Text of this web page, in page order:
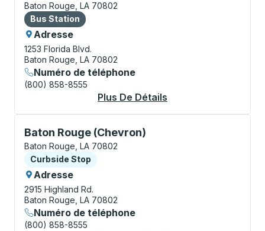
Baton Rouge, LA 70802
Bus Station
Bus Station
Adresse
1253 Florida Blvd.
Baton Rouge, LA 70802
Numéro de téléphone
(800) 858-8555
Plus De Détails
Baton Rouge (Chevron)
Curbside Stop, utilisez les touches fléchées ou la
Baton Rouge, LA 70802
Curbside Stop
Curbside Stop
Adresse
2915 Highland Rd.
Baton Rouge, LA 70802
Numéro de téléphone
(800) 858-8555